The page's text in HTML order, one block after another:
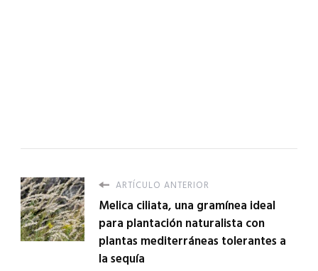
ARTÍCULO ANTERIOR
Melica ciliata, una gramínea ideal
para plantación naturalista con
plantas mediterráneas tolerantes a
la sequía